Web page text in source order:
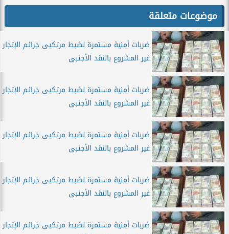
موضوعات متعلقة
ضربات أمنية مستمرة لضبط مرتكبى جرائم الإتجار
غير المشروع بالنقد الأجنبى
ضربات أمنية مستمرة لضبط مرتكبى جرائم الإتجار
غير المشروع بالنقد الأجنبى
ضربات أمنية مستمرة لضبط مرتكبى جرائم الإتجار
غير المشروع بالنقد الأجنبى
ضربات أمنية مستمرة لضبط مرتكبى جرائم الإتجار
غير المشروع بالنقد الأجنبى
ضربات أمنية مستمرة لضبط مرتكبى جرائم الإتجار